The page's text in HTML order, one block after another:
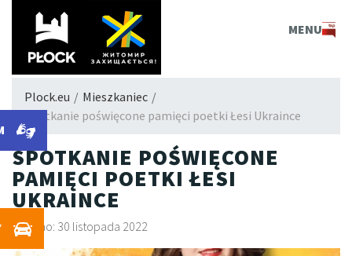
MENU
Plock.eu / Mieszkaniec /
Spotkanie poświęcone pamięci poetki Łesi Ukraince
SPOTKANIE POŚWIĘCONE
PAMIĘCI POETKI ŁESI
UKRAINCE
Dodano: 30 listopada 2022